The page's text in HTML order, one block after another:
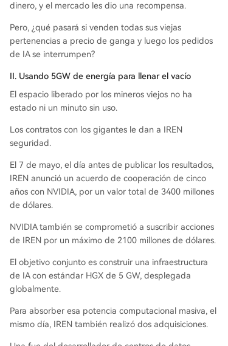
dinero, y el mercado les dio una recompensa.
Pero, ¿qué pasará si venden todas sus viejas
pertenencias a precio de ganga y luego los pedidos
de IA se interrumpen?
II. Usando 5GW de energía para llenar el vacío
El espacio liberado por los mineros viejos no ha
estado ni un minuto sin uso.
Los contratos con los gigantes le dan a IREN
seguridad.
El 7 de mayo, el día antes de publicar los resultados,
IREN anunció un acuerdo de cooperación de cinco
años con NVIDIA, por un valor total de 3400 millones
de dólares.
NVIDIA también se comprometió a suscribir acciones
de IREN por un máximo de 2100 millones de dólares.
El objetivo conjunto es construir una infraestructura
de IA con estándar HGX de 5 GW, desplegada
globalmente.
Para absorber esa potencia computacional masiva, el
mismo día, IREN también realizó dos adquisiciones.